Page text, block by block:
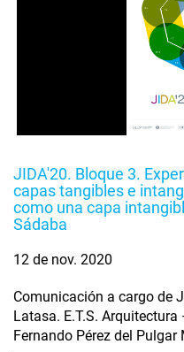
JIDA'20. Bloque 3.
capas tangibles e
como una capa
Sádaba
12 de nov. 2020
Comunicación a cargo de
Latasa. E.T.S.
Fernando Pérez del Pulgar